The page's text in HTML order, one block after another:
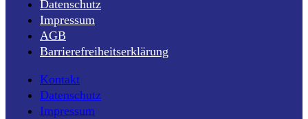
Datenschutz
Impressum
AGB
Barrierefreiheitserklärung
Kontakt
Datenschutz
Impressum